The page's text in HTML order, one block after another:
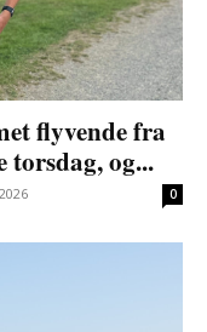
flyvende fra
torsdag, og...
0